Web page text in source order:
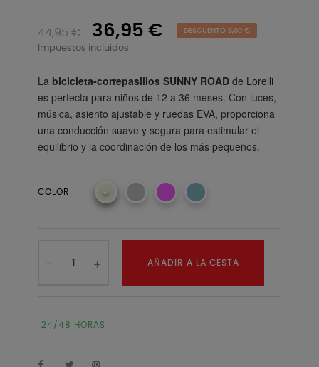
44,95 € 36,95 € DESCUENTO 8,00 €
Impuestos incluidos
La bicicleta-correpasillos SUNNY ROAD de Lorelli
es perfecta para niños de 12 a 36 meses. Con luces,
música, asiento ajustable y ruedas EVA, proporciona
una conducción suave y segura para estimular el
equilibrio y la coordinación de los más pequeños.
COLOR
AÑADIR A LA CESTA
24/48 HORAS